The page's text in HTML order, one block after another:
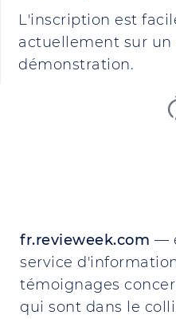
L'inscription est
actuellement sur un
démonstration.
fr.revieweek.com —
service
témoignages
qui sont dans le